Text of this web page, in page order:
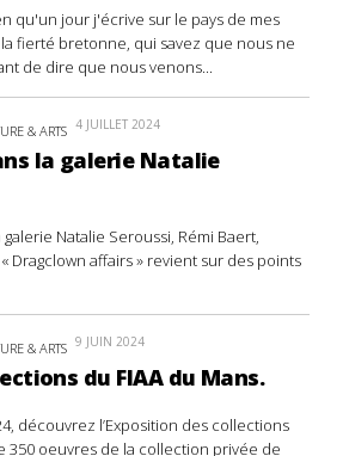
qu'un jour j'écrive sur le pays de mes
fierté bretonne, qui savez que nous ne
de dire que nous venons...
& ARTS 4 JUILLET 2024
la galerie Natalie
Natalie Seroussi, Rémi Baert,
Dragclown affairs » revient sur des points
& ARTS 9 JUIN 2024
du FIAA du Mans.
découvrez l’Exposition des collections
350 oeuvres de la collection privée de